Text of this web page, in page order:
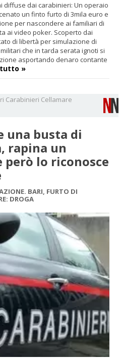
diffuse dai carabinieri: Un operaio
un finto furto di 3mila euro e
per nascondere ai familiari di
ai video poker. Scoperto dai
di libertà per simulazione di
che in tarda serata ignoti si
asportando denaro contante
»
Carabinieri Cellamare
una busta di
rapina un
però lo riconosce
BARI, FURTO DI
DROGA